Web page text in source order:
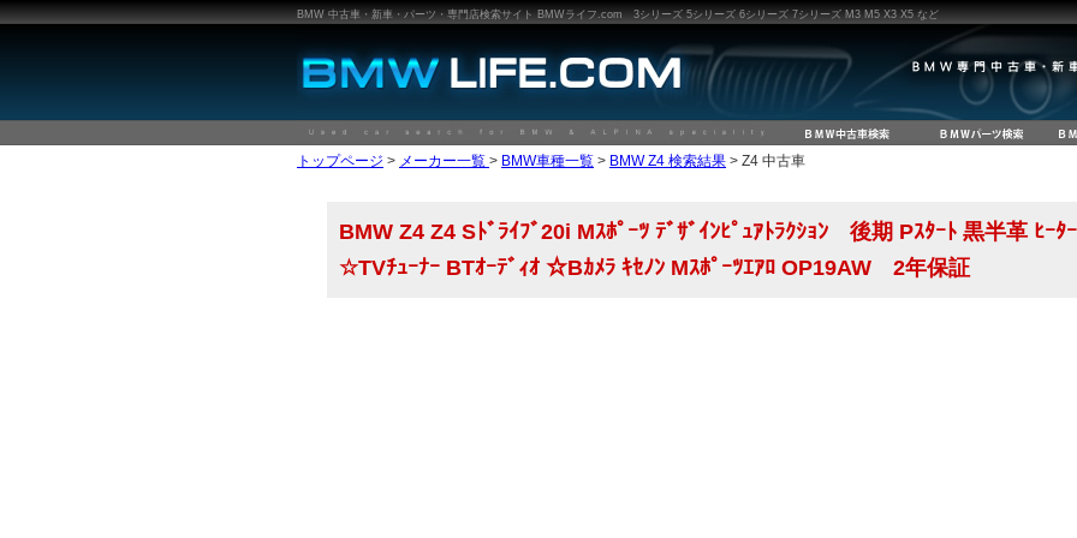
BMW 中古車・新車・パーツ・専門店検索サイト BMWライフ.com 3シリーズ 5シリーズ 6シリーズ 7シリーズ M3 M5 X3 X5 など
トップページ > メーカー一覧 > BMW車種一覧 > BMW Z4 検索結果 > Z4 中古車
BMW Z4 Z4 Sﾄﾞﾗｲﾌﾞ20i Mｽﾎﾟｰﾂ ﾃﾞｻﾞｲﾝﾋﾟｭｱﾄﾗｸｼｮﾝ 後期 Pｽﾀｰﾄ 黒半革 ﾋｰﾀ
☆TVﾁｭｰﾅｰ BTｵｰﾃﾞｨｵ ☆Bｶﾒﾗ ｷｾﾉﾝ Mｽﾎﾟｰﾂｴｱﾛ OP19AW 2年保証